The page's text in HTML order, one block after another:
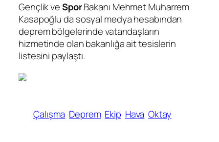
Gençlik veSporBakanı Mehmet Muharrem
Kasapoğlu da sosyal medya hesabından
deprem bölgelerinde vatandaşların
hizmetinde olan bakanlığa ait tesislerin
listesini paylaştı.
Çalışma Deprem Ekip Hava Oktay